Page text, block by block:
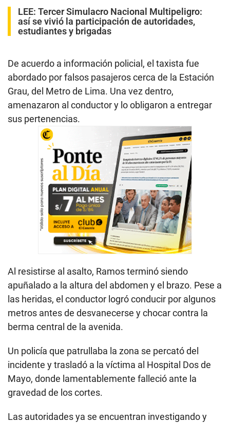
LEE: Tercer Simulacro Nacional Multipeligro:
así se vivió la participación de autoridades,
estudiantes y brigadas
De acuerdo a información policial, el taxista fue
abordado por falsos pasajeros cerca de la Estación
Grau, del Metro de Lima. Una vez dentro,
amenazaron al conductor y lo obligaron a entregar
sus pertenencias.
Al resistirse al asalto, Ramos terminó siendo
apuñalado a la altura del abdomen y el brazo. Pese a
las heridas, el conductor logró conducir por algunos
metros antes de desvanecerse y chocar contra la
berma central de la avenida.
Un policía que patrullaba la zona se percató del
incidente y trasladó a la víctima al Hospital Dos de
Mayo, donde lamentablemente falleció ante la
gravedad de los cortes.
Las autoridades ya se encuentran investigando y